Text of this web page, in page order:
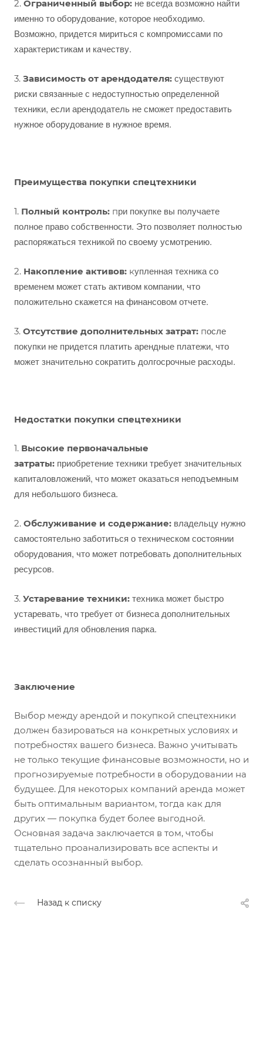
2. Ограниченный выбор: не всегда возможно найти
именно то оборудование, которое необходимо.
Возможно, придется мириться с компромиссами по
характеристикам и качеству.
3. Зависимость от арендодателя: существуют
риски связанные с недоступностью определенной
техники, если арендодатель не сможет предоставить
нужное оборудование в нужное время.
Преимущества покупки спецтехники
1. Полный контроль: при покупке вы получаете
полное право собственности. Это позволяет полностью
распоряжаться техникой по своему усмотрению.
2. Накопление активов: купленная техника со
временем может стать активом компании, что
положительно скажется на финансовом отчете.
3. Отсутствие дополнительных затрат: после
покупки не придется платить арендные платежи, что
может значительно сократить долгосрочные расходы.
Недостатки покупки спецтехники
1. Высокие первоначальные
затраты: приобретение техники требует значительных
капиталовложений, что может оказаться неподъемным
для небольшого бизнеса.
2. Обслуживание и содержание: владельцу нужно
самостоятельно заботиться о техническом состоянии
оборудования, что может потребовать дополнительных
ресурсов.
3. Устаревание техники: техника может быстро
устаревать, что требует от бизнеса дополнительных
инвестиций для обновления парка.
Заключение
Выбор между арендой и покупкой спецтехники
должен базироваться на конкретных условиях и
потребностях вашего бизнеса. Важно учитывать
не только текущие финансовые возможности, но и
прогнозируемые потребности в оборудовании на
будущее. Для некоторых компаний аренда может
быть оптимальным вариантом, тогда как для
других — покупка будет более выгодной.
Основная задача заключается в том, чтобы
тщательно проанализировать все аспекты и
сделать осознанный выбор.
Назад к списку